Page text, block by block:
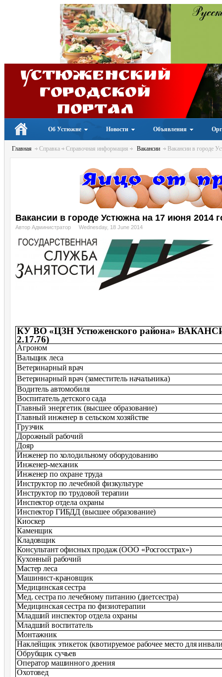
Устюженский
Городской
портал
Об Устюжне Новости Объявления
Главная Справка Справочная информация Вакансии Вакансии в городе
Вакансии в городе Устюжна на 17 июня 2014
Автор Администратор Wednesday, 18 June 2014
КУ ВО «ЦЗН Устюженского района»
2.17.76)
Агроном
Вальщик леса
Ветеринарный врач
Ветеринарный врач (заместитель начальника)
Водитель автомобиля
Воспитатель детского сада
Главный энергетик (высшее образование)
Главный инженер в сельском хозяйстве
Грузчик
Дорожный рабочий
Дояр
Инженер по холодильному оборудованию
Инженер-механик
Инженер по охране труда
Инструктор по лечебной физкультуре
Инструктор по трудовой терапии
Инспектор отдела охраны
Инспектор ГИБДД (высшее образование)
Киоскер
Каменщик
Кладовщик
Консультант офисных продаж (ООО «Росгосстрах»)
Кухонный рабочий
Мастер леса
Машинист-крановщик
Медицинская сестра
Мед. сестра по лечебному питанию (диетсестра)
Медицинская сестра по физиотерапии
Младший инспектор отдела охраны
Младший воспитатель
Монтажник
Наклейщик этикеток (квотируемое рабочее место для
Обрубщик сучьев
Оператор машинного доения
Охотовед